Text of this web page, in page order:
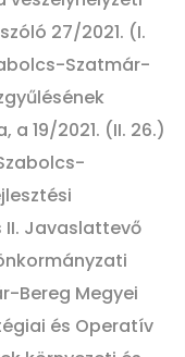
27/2021. (I.
Szatmár-
19/2021. (II. 26.)
II. Javaslattevő
Bereg Megyei
és Operatív